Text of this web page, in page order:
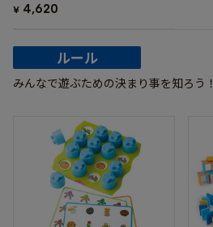
¥ 4,620
ルール
みんなで遊ぶための決まり事を知ろう！